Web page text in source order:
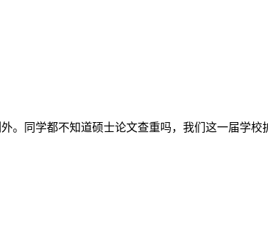
。同学都不知道硕士论文查重吗，我们这一届学校